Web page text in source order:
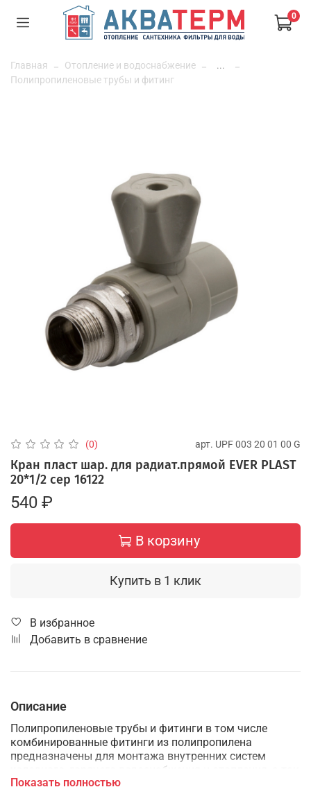
0
Главная Отопление и водоснабжение
...
Полипропиленовые трубы и фитинг
(0) арт. UPF 003 20 01 00 G
Кран пласт шар. для радиат.прямой EVER PLAST
20*1/2 сер 16122
540 ₽
В корзину
Купить в 1 клик
В избранное
Добавить в сравнение
Описание
Полипропиленовые трубы и фитинги в том числе
комбинированные фитинги из полипропилена
предназначены для монтажа внутренних систем
холодного, горячего водоснабжения и отопления, а так
же применяются в технологических трубопроводах,
Показать полностью